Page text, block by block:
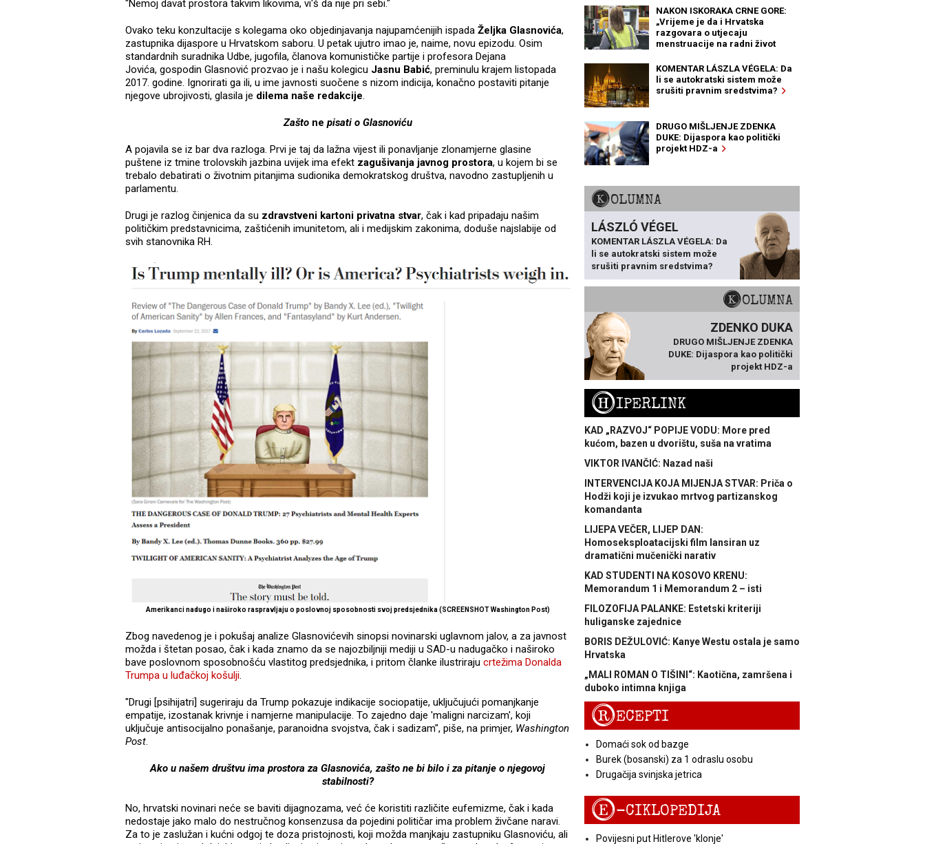
"Nemoj davat prostora takvim likovima, vi'š da nije pri sebi."
Ovako teku konzultacije s kolegama oko objedinjavanja najupamćenijih ispada Željka Glasnovića,
zastupnika dijaspore u Hrvatskom saboru. U petak ujutro imao je, naime, novu epizodu. Osim
standardnih suradnika Udbe, jugofila, članova komunističke partije i profesora Dejana
Jovića, gospodin Glasnović prozvao je i našu kolegicu Jasnu Babić, preminulu krajem listopada
2017. godine. Ignorirati ga ili, u ime javnosti suočene s nizom indicija, konačno postaviti pitanje
njegove ubrojivosti, glasila je dilema naše redakcije.
Zašto ne pisati o Glasnoviću
A pojavila se iz bar dva razloga. Prvi je taj da lažna vijest ili ponavljanje zlonamjerne glasine
puštene iz tmine trolovskih jazbina uvijek ima efekt zagušivanja javnog prostora, u kojem bi se
trebalo debatirati o životnim pitanjima sudionika demokratskog društva, navodno zastupljenih u
parlamentu.
Drugi je razlog činjenica da su zdravstveni kartoni privatna stvar, čak i kad pripadaju našim
političkim predstavnicima, zaštićenih imunitetom, ali i medijskim zakonima, doduše najslabije od
svih stanovnika RH.
Amerikanci nadugo i naširoko raspravljaju o poslovnoj sposobnosti svoj predsjednika (SCREENSHOT Washington Post)
Zbog navedenog je i pokušaj analize Glasnovićevih sinopsi novinarski uglavnom jalov, a za javnost
možda i štetan posao, čak i kada znamo da se najozbiljniji mediji u SAD-u nadugačko i naširoko
bave poslovnom sposobnošću vlastitog predsjednika, i pritom članke ilustriraju crtežima Donalda
Trumpa u luđačkoj košulji.
"Drugi [psihijatri] sugeriraju da Trump pokazuje indikacije sociopatije, uključujući pomanjkanje
empatije, izostanak krivnje i namjerne manipulacije. To zajedno daje 'maligni narcizam', koji
uključuje antisocijalno ponašanje, paranoidna svojstva, čak i sadizam", piše, na primjer, Washington
Post.
Ako u našem društvu ima prostora za Glasnovića, zašto ne bi bilo i za pitanje o njegovoj
stabilnosti?
No, hrvatski novinari neće se baviti dijagnozama, već će koristiti različite eufemizme, čak i kada
nedostaje jako malo do nestručnog konsenzusa da pojedini političar ima problem živčane naravi.
Za to je zaslužan i kućni odgoj te doza pristojnosti, koji možda manjkaju zastupniku Glasnoviću, ali
NAKON ISKORAKA CRNE GORE:
„Vrijeme je da i Hrvatska
razgovara o utjecaju
menstruacije na radni život
KOMENTAR LÁSZLA VÉGELA: Da
li se autokratski sistem može
srušiti pravnim sredstvima?
DRUGO MIŠLJENJE ZDENKA
DUKE: Dijaspora kao politički
projekt HDZ-a
KOLUMNA
LÁSZLÓ VÉGEL
KOMENTAR LÁSZLA VÉGELA: Da
li se autokratski sistem može
srušiti pravnim sredstvima?
KOLUMNA
ZDENKO DUKA
DRUGO MIŠLJENJE ZDENKA
DUKE: Dijaspora kao politički
projekt HDZ-a
HIPERLINK
KAD „RAZVOJ“ POPIJE VODU: More pred
kućom, bazen u dvorištu, suša na vratima
VIKTOR IVANČIĆ: Nazad naši
INTERVENCIJA KOJA MIJENJA STVAR: Priča o
Hodži koji je izvukao mrtvog partizanskog
komandanta
LIJEPA VEČER, LIJEP DAN:
Homoseksploatacijski film lansiran uz
dramatični mučenički narativ
KAD STUDENTI NA KOSOVO KRENU:
Memorandum 1 i Memorandum 2 – isti
FILOZOFIJA PALANKE: Estetski kriteriji
huliganske zajednice
BORIS DEŽULOVIĆ: Kanye Westu ostala je samo
Hrvatska
„MALI ROMAN O TIŠINI“: Kaotična, zamršena i
duboko intimna knjiga
RECEPTI
Domaći sok od bazge
Burek (bosanski) za 1 odraslu osobu
Drugačija svinjska jetrica
E-CIKLOPEDIJA
Povijesni put Hitlerove 'klonje'